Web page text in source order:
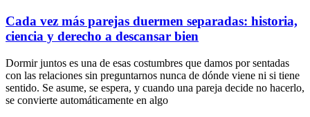
Cada vez más parejas duermen separadas: historia,
ciencia y derecho a descansar bien
Dormir juntos es una de esas costumbres que damos por sentadas
con las relaciones sin preguntarnos nunca de dónde viene ni si tiene
sentido. Se asume, se espera, y cuando una pareja decide no hacerlo,
se convierte automáticamente en algo